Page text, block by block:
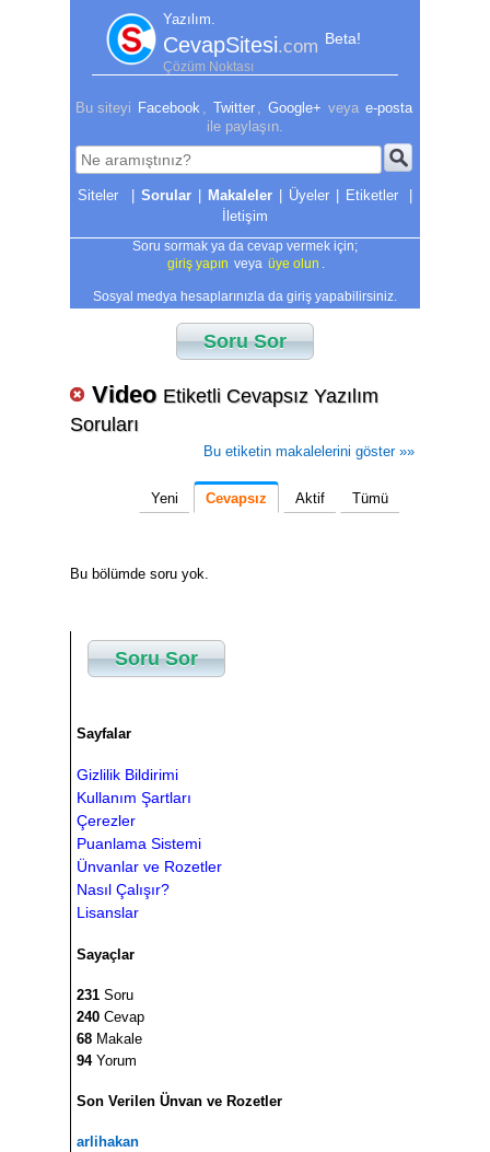
Yazılım.
CevapSitesi.com Beta!
Çözüm Noktası
Bu siteyi Facebook Twitter Google+ veya e-posta
ile paylaşın.
| Sorular | Makaleler | Üyeler | Etiketler
|
İletişim
Soru sormak ya da cevap vermek için;
giriş yapın veya üye olun
Sosyal medya hesaplarınızla da giriş yapabilirsiniz.
Soru Sor
Video Etiketli Cevapsız Yazılım
Soruları
Bu etiketin makalelerini göster »»
Yeni Cevapsız Aktif Tümü
Bu bölümde soru yok.
Soru Sor
Sayfalar
Gizlilik Bildirimi
Kullanım Şartları
Çerezler
Puanlama Sistemi
Ünvanlar ve Rozetler
Nasıl Çalışır?
Lisanslar
Sayaçlar
231 Soru
240 Cevap
68 Makale
94Yorum
Son Verilen Ünvan ve Rozetler
arlihakan